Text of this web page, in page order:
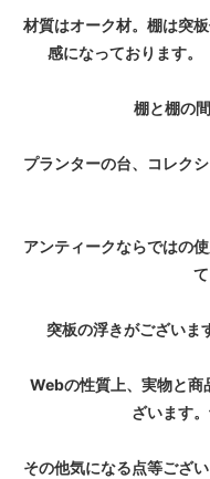
材質はオーク材。棚は突
感になっております
棚と棚の
プランターの台、コレク
アンティークならではの
突板の浮きがございま
Webの性質上、実物と商
ざいます
その他気になる点等ござ